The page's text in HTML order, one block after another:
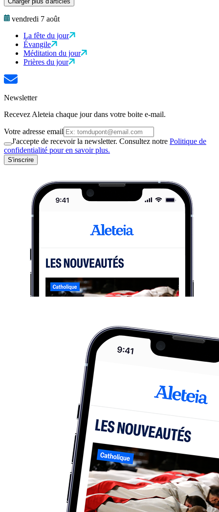
vendredi 7 août
La fête du jour
Évangile
Méditation du jour
Prières du jour
Newsletter
Recevez Aleteia chaque jour dans votre boite e-mail.
Votre adresse email
J'accepte de recevoir la newsletter. Consultez notre Politique de
confidentialité pour en savoir plus.
S'inscrire